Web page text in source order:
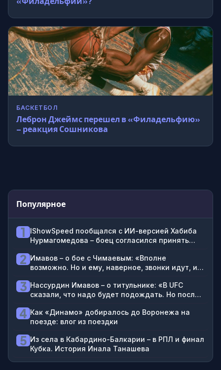
БАСКЕТБОЛ
Леброн Джеймс перешел в «Филадельфию»
– реакция Сошникова
Популярное
1
IShowSpeed пообщался с ИИ-версией Хабиба
Нурмагомедова – боец согласился принять
2 Имавов – о бое с Чимаевым: «Вполне
возможно. Но и ему, наверное, звонки идут, и
3 Нассурдин Имавов – о титульнике: «В UFC
сказали, что надо будет подождать. Но после
за пояс»
4 Как «Динамо» добиралось до Воронежа на
поезде: влог из поездки
5 Из села в Кабардино-Балкарии – в РПЛ и финал
Кубка. История Инала Танашева